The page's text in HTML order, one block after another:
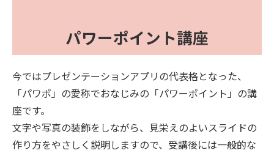
パワーポイント講座
今ではプレゼンテーションアプリの代表格となった、
「パワポ」の愛称でおなじみの「パワーポイント」の講
座です。
文字や写真の装飾をしながら、見栄えのよいスライドの
作り方をやさしく説明しますので、受講後には一般的な